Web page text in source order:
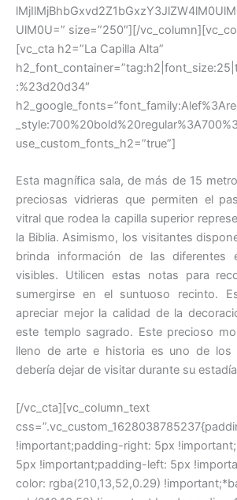
UlM0U=” size=”250″][/
[vc_cta h2=”La Capilla Alta”
:%23d20d34″
use_custom_fonts_h2=”true”]
Esta magnífica sala, de más de 15
preciosas vidrieras que permiten el
vitral que rodea la capilla superior
la Biblia. Asimismo, los visitantes
brinda información de las diferentes
visibles. Utilicen estas notas para
sumergirse en el suntuoso recinto.
apreciar mejor la calidad de la
este templo sagrado. Este precioso
lleno de arte e historia es uno de los
debería dejar de visitar durante su
[/vc_cta][vc_column_text
!important;padding-right: 5px
5px !important;padding-left: 5px
color: rgba(210,13,52,0.29)